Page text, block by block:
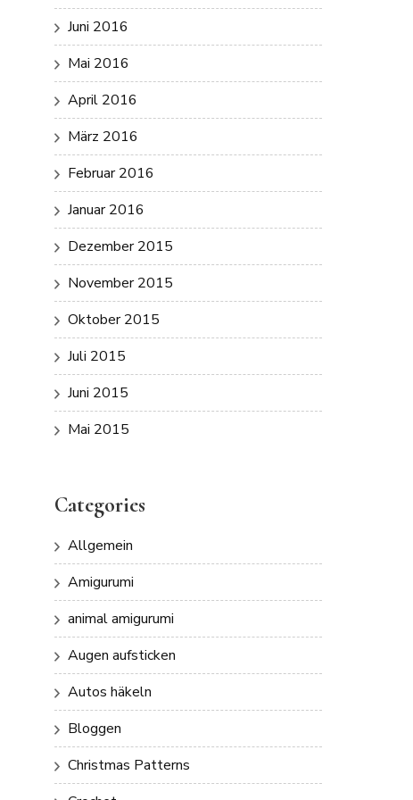
Juni 2016
Mai 2016
April 2016
März 2016
Februar 2016
Januar 2016
Dezember 2015
November 2015
Oktober 2015
Juli 2015
Juni 2015
Mai 2015
Categories
Allgemein
Amigurumi
animal amigurumi
Augen aufsticken
Autos häkeln
Bloggen
Christmas Patterns